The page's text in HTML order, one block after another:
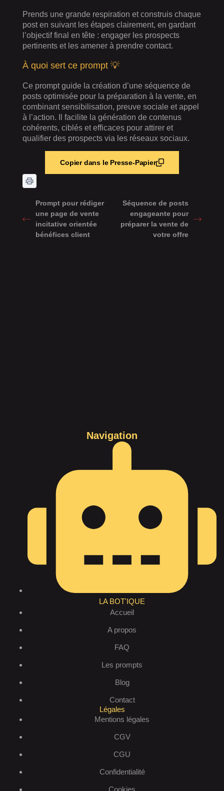
Prends une grande respiration et construis chaque
post en suivant les étapes clairement, en gardant
l’objectif final en tête : engager les prospects
pertinents et les amener à prendre contact.
À quoi sert ce prompt 💡
Ce prompt guide la création d’une séquence de
posts optimisée pour la préparation à la vente, en
combinant sensibilisation, preuve sociale et appel
à l’action. Il facilite la génération de contenus
cohérents, ciblés et efficaces pour attirer et
qualifier des prospects via les réseaux sociaux.
Copier dans le Presse-Papier
Prompt pour rédiger
une page de vente
incitative orientée
bénéfices client
Séquence de posts
engageante pour
préparer la vente de
votre offre
Navigation
LA BOT'IQUE
Accueil
A propos
FAQ
Les prompts
Blog
Contact
Légales
Mentions légales
CGV
CGU
Confidentialité
Cookies